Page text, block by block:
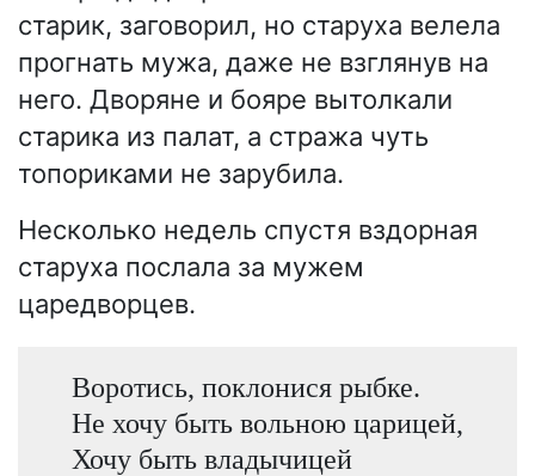
старик, заговорил, но старуха велела
прогнать мужа, даже не взглянув на
него. Дворяне и бояре вытолкали
старика из палат, а стража чуть
топориками не зарубила.
Несколько недель спустя вздорная
старуха послала за мужем
царедворцев.
Воротись, поклонися рыбке.
Не хочу быть вольною царицей,
Хочу быть владычицей